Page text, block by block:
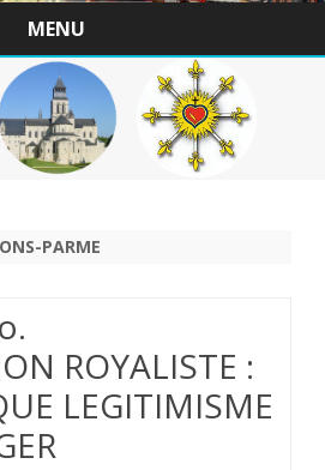
MENU
Skip
to
content
PARME
ROYALISTE :
LEGITIMISME